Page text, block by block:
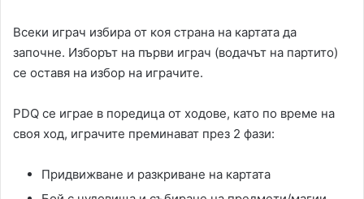
Всеки играч избира от коя страна на картата да
започне. Изборът на първи играч (водачът на партито)
се оставя на избор на играчите.
PDQ се играе в поредица от ходове, като по време на
своя ход, играчите преминават през 2 фази:
Придвижване и разкриване на картата